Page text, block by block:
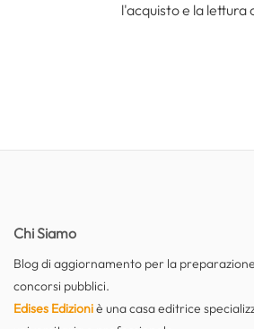
l'acquisto e la lettura
Chi Siamo
Blog di aggiornamento per la
concorsi pubblici.
Edises Edizioniè una casa editrice